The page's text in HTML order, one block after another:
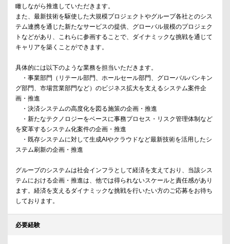
瞰しながら推進していただきます。
また、最新技術を駆使した大規模プロジェクトやグループ各社とのシス
テム連携を通じた新たなサービスの提供、グローバル規模のプロジェク
トなどがあり、これらに参画することで、ダイナミックな挑戦を通じて
キャリアを築くことができます。
具体的には以下のような業務を担当いただきます。
・事業部門（リテール部門、ホールセール部門、グローバルバンキン
グ部門、市場営業部門など）のビジネス拡大を支えるシステム案件企
画・推進
・決済システムの高度化を図る施策の企画・推進
・新たなテクノロジーをベースに事務プロセス・リスク管理体制など
を変革するシステム化案件の企画・推進
・既存システムに対して生成AIやクラウドなど最新技術を活用したシ
ステム刷新の企画・推進
グループのシステムは社会インフラとして経済を支えており、当該シス
テムにおける企画・推進は、他では得られないスケールと責任感があり
ます。経済を支えるダイナミックな挑戦を行いたい方のご応募をお待ち
しております。
必要経験